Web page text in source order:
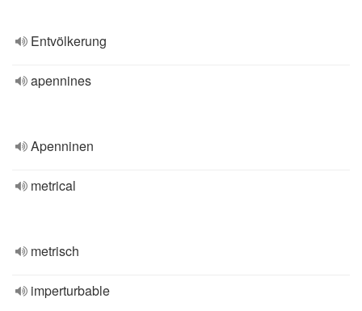
Entvölkerung
apennines
Apenninen
metrical
metrisch
imperturbable